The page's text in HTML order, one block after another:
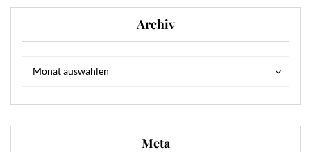
Archiv
Monat auswählen
Meta